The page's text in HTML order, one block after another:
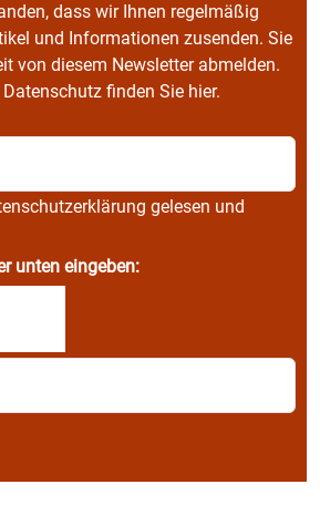
dass wir Ihnen regelmäßig
und Informationen zusenden. Sie
von diesem Newsletter abmelden.
finden Sie hier.
gelesen und
unten eingeben: